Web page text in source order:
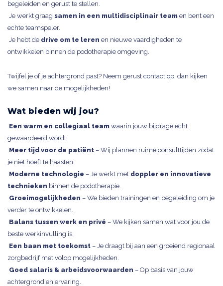
begeleiden en gerust te stellen.
Je werkt graag samen in een multidisciplinair team en bent een
echte teamspeler.
Je hebt de drive om te leren en nieuwe vaardigheden te
ontwikkelen binnen de podotherapie omgeving.
Twijfel je of je achtergrond past? Neem gerust contact op, dan kijken
we samen naar de mogelijkheden!
Wat bieden wij jou?
Een warm en collegiaal team waarin jouw bijdrage echt
gewaardeerd wordt.
Meer tijd voor de patiënt – Wij plannen ruime consulttijden zodat
je niet hoeft te haasten.
Moderne technologie – Je werkt met doppler en innovatieve
technieken binnen de podotherapie.
Groeimogelijkheden – We bieden trainingen en begeleiding om je
verder te ontwikkelen.
Balans tussen werk en privé – We kijken samen wat voor jou de
beste werkinvulling is.
Een baan met toekomst – Je draagt bij aan een groeiend regionaal
zorgbedrijf met volop mogelijkheden.
Goed salaris & arbeidsvoorwaarden – Op basis van jouw
achtergrond en ervaring.